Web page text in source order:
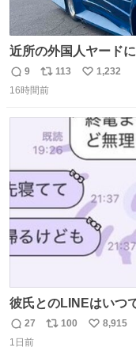
近所の外国人ヤード
てました😭 外装ぼろ
し、、 可哀想に😢😢
返
信
9
リ
ポ
ト
数
113
い
数
1,232
16時間前
彼氏とのLINEはいつ
かったLINEは無限に
送りあってたし)最近
返
信
27
リ
100
い
8,915
1日前